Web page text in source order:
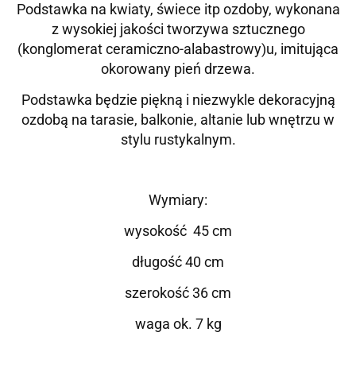
Podstawka na kwiaty, świece itp ozdoby, wykonana
z wysokiej jakości tworzywa sztucznego
(konglomerat ceramiczno-alabastrowy)u, imitująca
okorowany pień drzewa.
Podstawka będzie piękną i niezwykle dekoracyjną
ozdobą na tarasie, balkonie, altanie lub wnętrzu w
stylu rustykalnym.
Wymiary:
wysokość 45 cm
długość 40 cm
szerokość 36 cm
waga ok. 7 kg